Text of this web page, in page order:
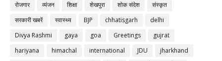
रोजगार
व्यंजन शिक्षा शेखपुरा शोक संदेश
संस्कृत
सरकारी खबरें
स्वास्थ्य BJP chhatisgarh
delhi
Divya Rashmi
gaya goa Greetings
gujrat
hariyana
himachal international JDU
jharkhand